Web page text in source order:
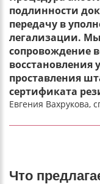
подлинности
передачу в
легализации.
сопровождение
восстановления
проставления
сертификата
Евгения Вахрукова,
Что